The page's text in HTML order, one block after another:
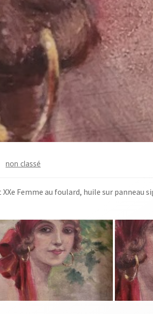
non classé
Femme au foulard, huile sur panneau